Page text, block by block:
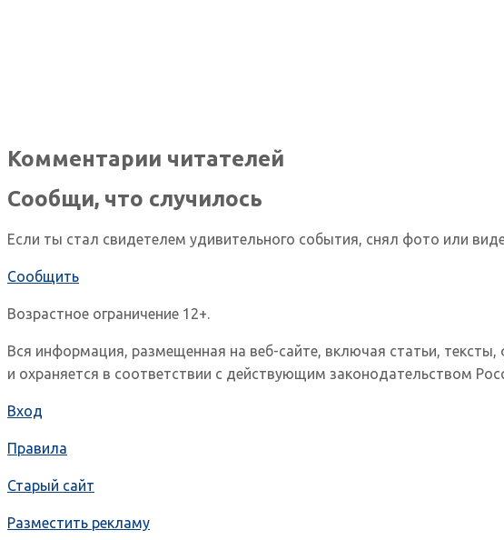
Комментарии читателей
Сообщи, что случилось
Если ты стал свидетелем удивительного события, снял фото или
Сообщить
Возрастное ограничение 12+.
Вся информация, размещенная на веб-сайте, включая статьи,
и охраняется в соответствии с действующим законодательством
Вход
Правила
Старый сайт
Разместить рекламу